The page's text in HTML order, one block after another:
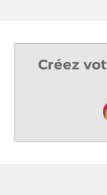
Créez